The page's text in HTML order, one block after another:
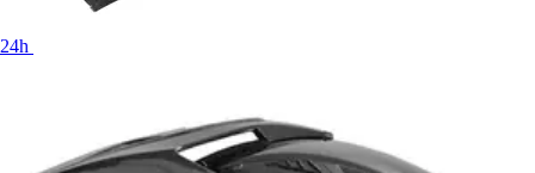
24h